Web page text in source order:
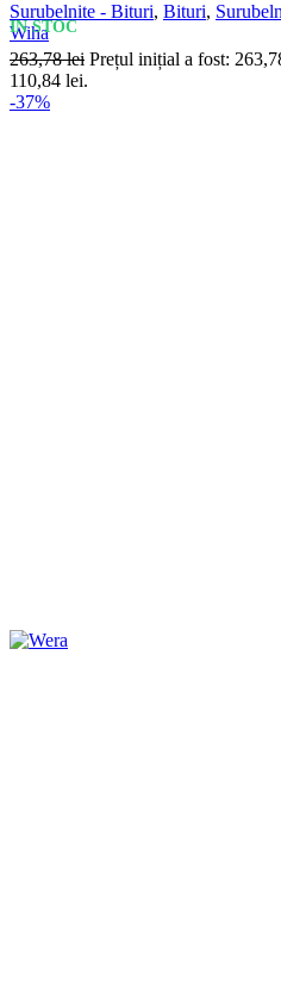
Surubelnite - Bituri, Bituri,
Wiha
IN STOC
263,78lei Prețul inițial a fost:
110,84 lei.
-37%